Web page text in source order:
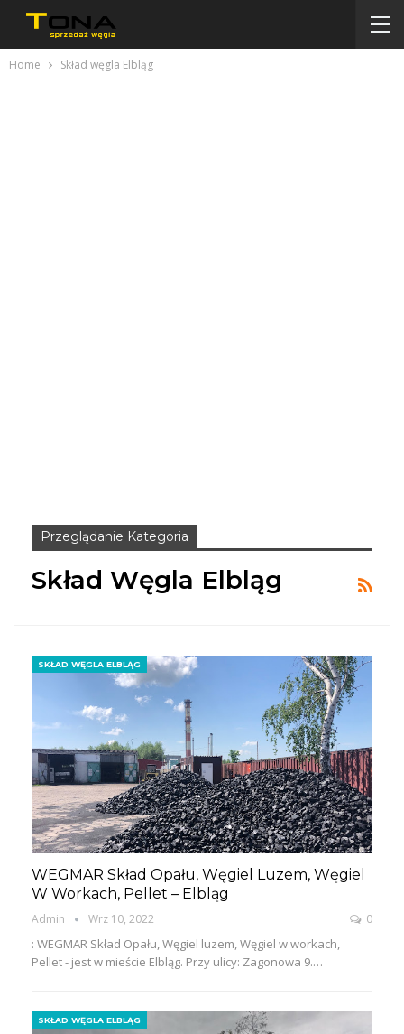
Home Skład węgla Elbląg
Przeglądanie Kategoria
Skład Węgla Elbląg
SKŁAD WĘGLA ELBLĄG
WEGMAR Skład Opału, Węgiel Luzem, Węgiel
W Workach, Pellet – Elbląg
Admin Wrz 10, 2022 0
: WEGMAR Skład Opału, Węgiel luzem, Węgiel w workach,
Pellet - jest w mieście Elbląg. Przy ulicy: Zagonowa 9.…
SKŁAD WĘGLA ELBLĄG